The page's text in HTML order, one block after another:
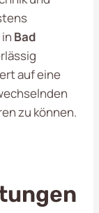
Bad
auf eine
zu können.